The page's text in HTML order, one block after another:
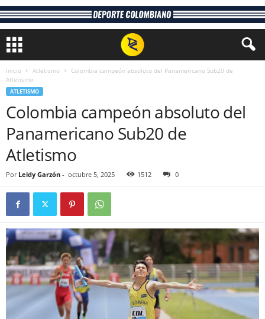
Inicio Atletismo
Colombia campeón absoluto del Panamericano Sub20 de
Atletismo
ATLETISMO
Colombia campeón absoluto del
Panamericano Sub20 de
Atletismo
Por Leidy Garzón - octubre 5, 2025 1512 0